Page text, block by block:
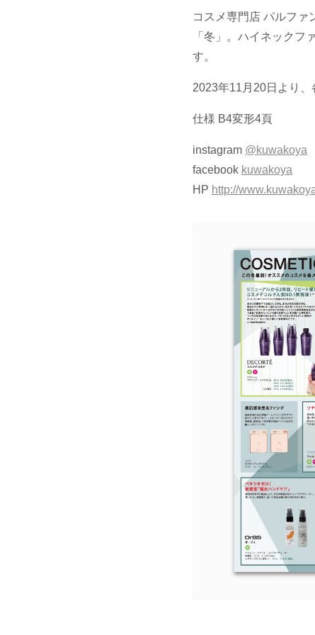
コスメ専門店 パルファ
「冬」。ハイネック
す。
2023年11月20日より、
仕様 B4変形4頁
instagram @kuwakoya
facebook kuwakoya
HP http://